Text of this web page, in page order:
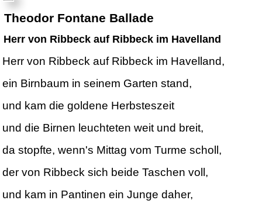
Theodor Fontane Ballade
Herr von Ribbeck auf Ribbeck im Havelland
Herr von Ribbeck auf Ribbeck im Havelland,
ein Birnbaum in seinem Garten stand,
und kam die goldene Herbsteszeit
und die Birnen leuchteten weit und breit,
da stopfte, wenn's Mittag vom Turme scholl,
der von Ribbeck sich beide Taschen voll,
und kam in Pantinen ein Junge daher,